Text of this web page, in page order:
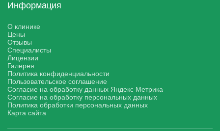
Информация
О клинике
Цены
Отзывы
Специалисты
Лицензии
Галерея
Политика конфиденциальности
Пользовательское соглашение
Согласие на обработку данных Яндекс Метрика
Согласие на обработку персональных данных
Политика обработки персональных данных
Карта сайта